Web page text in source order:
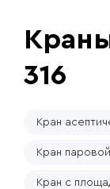
316
Кран
Кран паровой
Кран с